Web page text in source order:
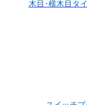
木目･横木目タ